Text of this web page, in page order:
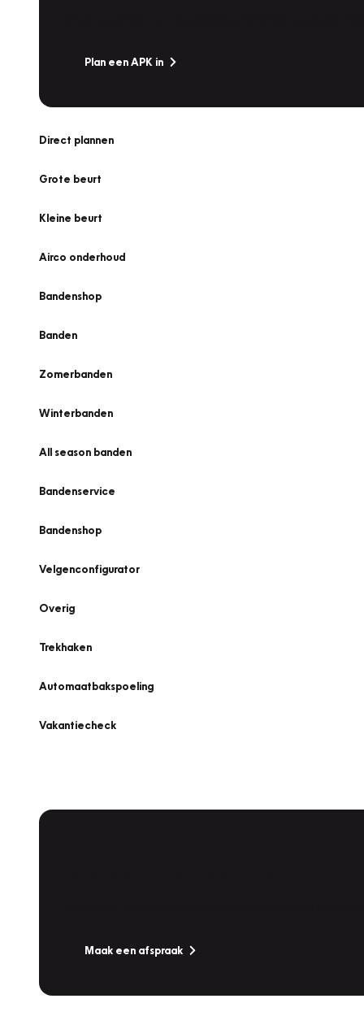
Plan een APK in
Direct plannen
Grote beurt
Kleine beurt
Airco onderhoud
Bandenshop
Banden
Zomerbanden
Winterbanden
All season banden
Bandenservice
Bandenshop
Velgenconfigurator
Overig
Trekhaken
Automaatbakspoeling
Vakantiecheck
Maak een afspraak